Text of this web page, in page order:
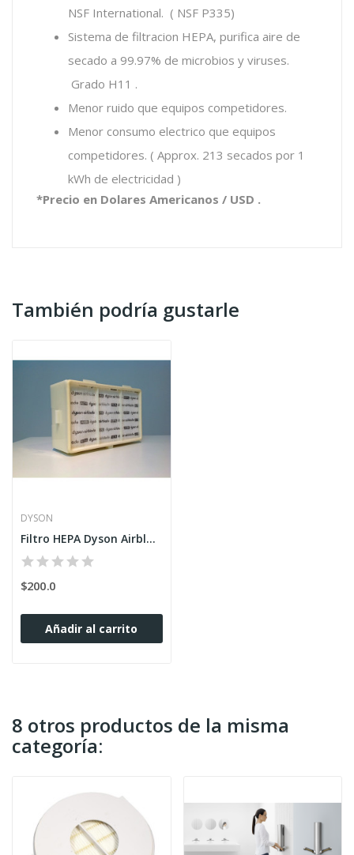
NSF International. ( NSF P335)
Sistema de filtracion HEPA, purifica aire de
secado a 99.97% de microbios y viruses.
Grado H11 .
Menor ruido que equipos competidores.
Menor consumo electrico que equipos
competidores. ( Approx. 213 secados por 1
kWh de electricidad )
*Precio en Dolares Americanos / USD .
También podría gustarle
DYSON
Filtro HEPA Dyson Airblade AB14
$200.0
Añadir al carrito
8 otros productos de la misma
categoría: